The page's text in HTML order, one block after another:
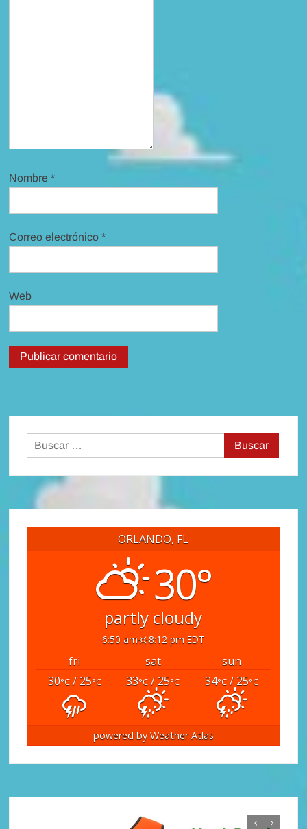
Nombre*
Correo electrónico*
Web
Buscar:
ORLANDO, FL
30°
partly cloudy
6:50 am 8:12 pm EDT
fri sat
sun
30°C/ 25°C 33°C / 25°C 34°C / 25°C
powered by Weather Atlas